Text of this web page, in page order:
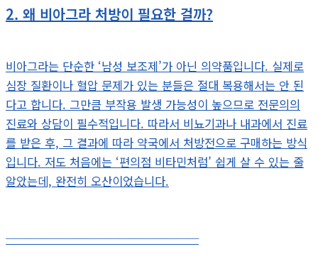
2. 왜 비아그라 처방이 필요한 걸까?
비아그라는 단순한 ‘남성 보조제’가 아닌 의약품입니다. 실제로
심장 질환이나 혈압 문제가 있는 분들은 절대 복용해서는 안 된
다고 합니다. 그만큼 부작용 발생 가능성이 높으므로 전문의의
진료와 상담이 필수적입니다. 따라서 비뇨기과나 내과에서 진료
를 받은 후, 그 결과에 따라 약국에서 처방전으로 구매하는 방식
입니다. 저도 처음에는 ‘편의점 비타민처럼’ 쉽게 살 수 있는 줄
알았는데, 완전히 오산이었습니다.
─────────────────